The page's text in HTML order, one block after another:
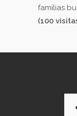
familias
(100